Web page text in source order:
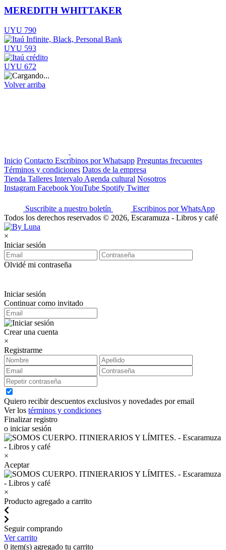
MEREDITH WHITTAKER
UYU 790
UYU 593
UYU 672
Volver arriba
Inicio Contacto Escribinos por Whatsapp Preguntas frecuentes
Términos y condiciones Datos de la empresa
Tienda Talleres Intervalo Agenda cultural Nosotros
Instagram FacebookYouTube Spotify Twitter
Suscribite a nuestro boletín
Escribinos por WhatsApp
Todos los derechos reservados © 2026, Escaramuza - Libros y café
×
Iniciar sesión
Olvidé mi contraseña
Iniciar sesión
Continuar como invitado
Crear una cuenta
×
Registrarme
Quiero recibir descuentos exclusivos y novedades por email
Ver los términos y condiciones
Finalizar registro
o iniciar sesión
×
Aceptar
×
Producto agregado a carrito
Seguir comprando
Ver carrito
0 item(s) agregado tu carrito